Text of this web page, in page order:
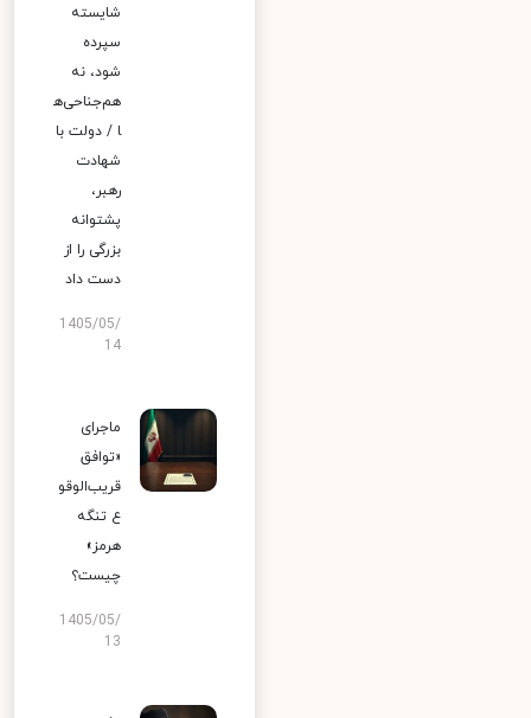
شایسته
سپرده
شود، نه
هم‌جناحی‌ه
ا / دولت با
شهادت
رهبر،
پشتوانه
بزرگی را از
دست داد
1405/05/
14
ماجرای
«توافق
قریب‌الوقو
ع تنگه
هرمز»
چیست؟
1405/05/
13